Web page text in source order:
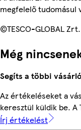
megfelelő tudomásul
©TESCO-GLOBAL Zrt.
Még
Segíts a többi
Az értékeléseket a
keresztül küldik be.
Írj értékelést